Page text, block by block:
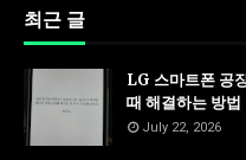
최근 글
LG 스마트폰 공
때 해결하는 방법
July 22, 2026